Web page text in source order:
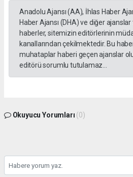
Anadolu Ajansı (AA), İhlas Haber
Haber Ajansı (DHA) ve diğer
haberler, sitemizin editörlerinin
kanallarından çekilmektedir. Bu
muhataplar haberi geçen ajanslar
editörü sorumlu tutulamaz...
Okuyucu Yorumları (0)